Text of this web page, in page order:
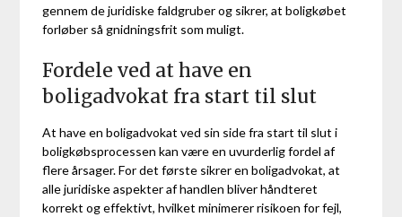
gennem de juridiske faldgruber og sikrer, at boligkøbet
forløber så gnidningsfrit som muligt.
Fordele ved at have en
boligadvokat fra start til slut
At have en boligadvokat ved sin side fra start til slut i
boligkøbsprocessen kan være en uvurderlig fordel af
flere årsager. For det første sikrer en boligadvokat, at
alle juridiske aspekter af handlen bliver håndteret
korrekt og effektivt, hvilket minimerer risikoen for fejl,